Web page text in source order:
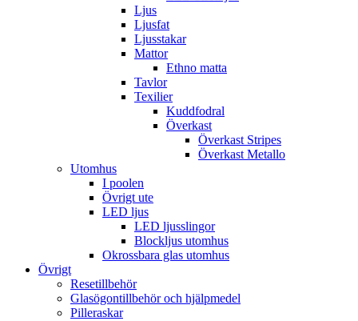
Ljus
Ljusfat
Ljusstakar
Mattor
Ethno matta
Tavlor
Texilier
Kuddfodral
Överkast
Överkast Stripes
Överkast Metallo
Utomhus
I poolen
Övrigt ute
LED ljus
LED ljusslingor
Blockljus utomhus
Okrossbara glas utomhus
Övrigt
Resetillbehör
Glasögontillbehör och hjälpmedel
Pilleraskar